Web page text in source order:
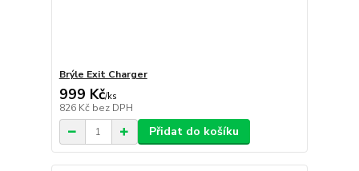
Brýle Exit Charger
999 Kč/ks
826 Kč bez DPH
Přidat do košíku